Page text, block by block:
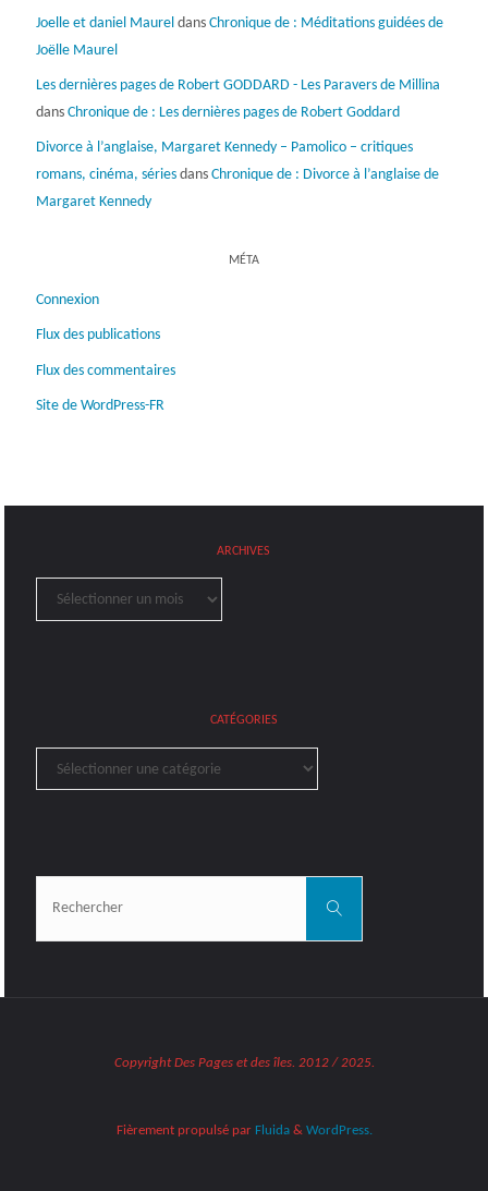
Joelle et daniel Maurel dans Chronique de : Méditations guidées de
Joëlle Maurel
Les dernières pages de Robert GODDARD - Les Paravers de Millina
dans Chronique de : Les dernières pages de Robert Goddard
Divorce à l’anglaise, Margaret Kennedy – Pamolico – critiques
romans, cinéma, sériesdans Chronique de : Divorce à l’anglaise de
Margaret Kennedy
MÉTA
Connexion
Flux des publications
Flux des commentaires
Site de WordPress-FR
ARCHIVES
Archives
CATÉGORIES
Catégories
Rechercher
Copyright Des Pages et des îles. 2012 / 2025.
Fièrement propulsé parFluida& WordPress.